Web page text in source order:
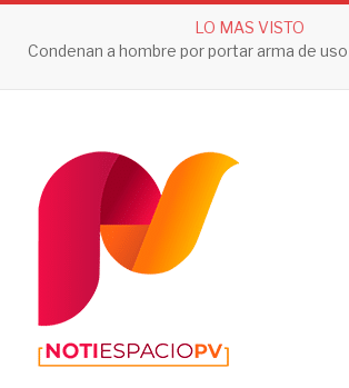
LO MAS VISTO